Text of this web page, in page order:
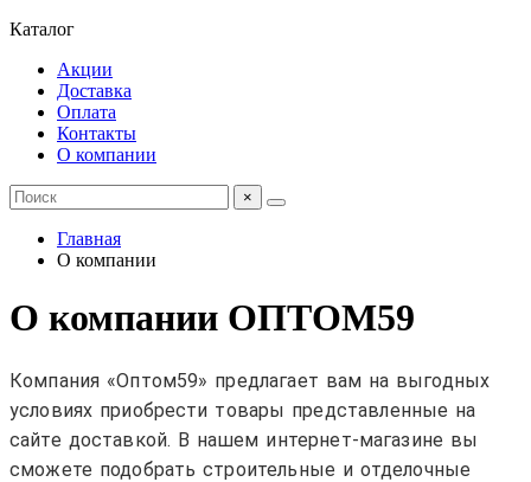
Каталог
Акции
Доставка
Оплата
Контакты
О компании
×
Главная
О компании
О компании ОПТОМ59
Компания «Оптом59» предлагает вам на выгодных
условиях приобрести товары представленные на
сайте доставкой. В нашем интернет-магазине вы
сможете подобрать строительные и отделочные